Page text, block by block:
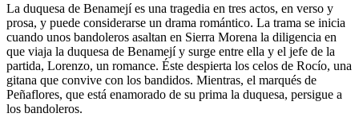
La duquesa de Benamejí es una tragedia en tres actos, en verso y
prosa, y puede considerarse un drama romántico. La trama se inicia
cuando unos bandoleros asaltan en Sierra Morena la diligencia en
que viaja la duquesa de Benamejí y surge entre ella y el jefe de la
partida, Lorenzo, un romance. Éste despierta los celos de Rocío, una
gitana que convive con los bandidos. Mientras, el marqués de
Peñaflores, que está enamorado de su prima la duquesa, persigue a
los bandoleros.